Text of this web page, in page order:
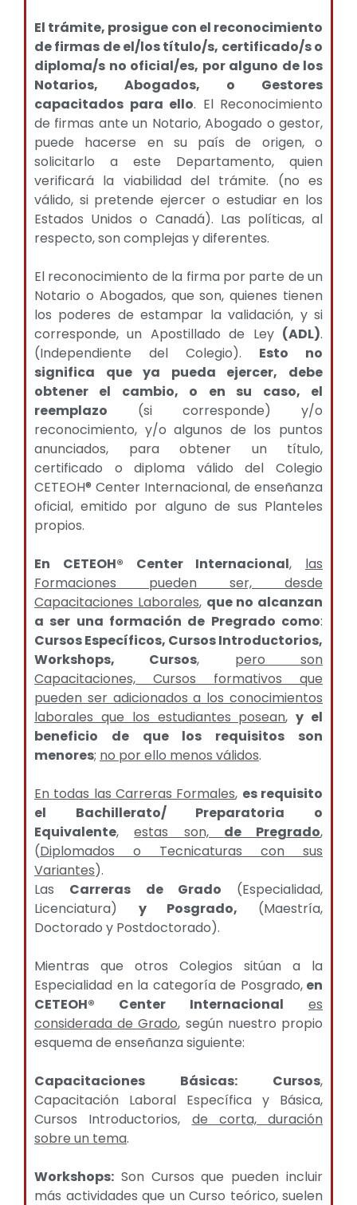
El trámite, prosigue con el reconocimiento
de firmas de el/los título/s, certificado/s o
diploma/s no oficial/es, por alguno de los
Notarios, Abogados, o Gestores
capacitados para ello. El Reconocimiento
de firmas ante un Notario, Abogado o gestor,
puede hacerse en su país de origen, o
solicitarlo a este Departamento, quien
verificará la viabilidad del trámite. (no es
válido, si pretende ejercer o estudiar en los
Estados Unidos o Canadá). Las políticas, al
respecto, son complejas y diferentes.
El reconocimiento de la firma por parte de un
Notario o Abogados, que son, quienes tienen
los poderes de estampar la validación, y si
corresponde, un Apostillado de Ley (ADL).
(Independiente del Colegio). Esto no
significa que ya pueda ejercer, debe
obtener el cambio, o en su caso, el
reemplazo (si corresponde) y/o
reconocimiento, y/o algunos de los puntos
anunciados, para obtener un título,
certificado o diploma válido del Colegio
CETEOH® Center Internacional, de enseñanza
oficial, emitido por alguno de sus Planteles
propios.
En CETEOH® Center Internacional, las
Formaciones pueden ser, desde
Capacitaciones Laborales, que no alcanzan
a ser una formación de Pregrado como:
Cursos Específicos, Cursos Introductorios,
Workshops, Cursos, pero son
Capacitaciones, Cursos formativos que
pueden ser adicionados a los conocimientos
laborales que los estudiantes posean,y el
beneficio de que los requisitos son
menores; no por ello menos válidos.
En todas las Carreras Formales, es requisito
el Bachillerato/ Preparatoria o
Equivalente,estas son, de Pregrado,
(Diplomados o Tecnicaturas con sus
Variantes).
Las Carreras de Grado (Especialidad,
Licenciatura) y Posgrado, (Maestría,
Doctorado y Postdoctorado).
Mientras que otros Colegios sitúan a la
Especialidad en la categoría de Posgrado,en
CETEOH® Center Internacional
es
considerada de Grado, según nuestro propio
esquema de enseñanza siguiente:
Capacitaciones Básicas: Cursos,
Capacitación Laboral Específica y Básica,
Cursos Introductorios, de corta, duración
sobre un tema.
Workshops: Son Cursos que pueden incluir
más actividades que un Curso teórico, suelen